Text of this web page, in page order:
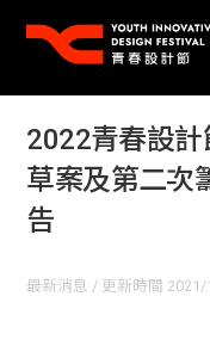
2022青春設
草案及第二次
告
最新消息 / 更新時間